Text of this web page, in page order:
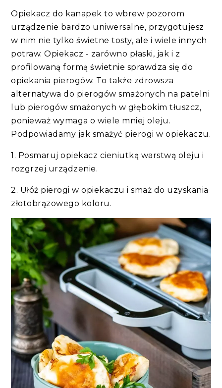
Opiekacz do kanapek to wbrew pozorom
urządzenie bardzo uniwersalne, przygotujesz
w nim nie tylko świetne tosty, ale i wiele innych
potraw. Opiekacz - zarówno płaski, jak i z
profilowaną formą świetnie sprawdza się do
opiekania pierogów. To także zdrowsza
alternatywa do pierogów smażonych na patelni
lub pierogów smażonych w głębokim tłuszcz,
ponieważ wymaga o wiele mniej oleju.
Podpowiadamy jak smażyć pierogi w opiekaczu.
1. Posmaruj opiekacz cieniutką warstwą oleju i
rozgrzej urządzenie.
2. Ułóż pierogi w opiekaczu i smaż do uzyskania
złotobrązowego koloru.